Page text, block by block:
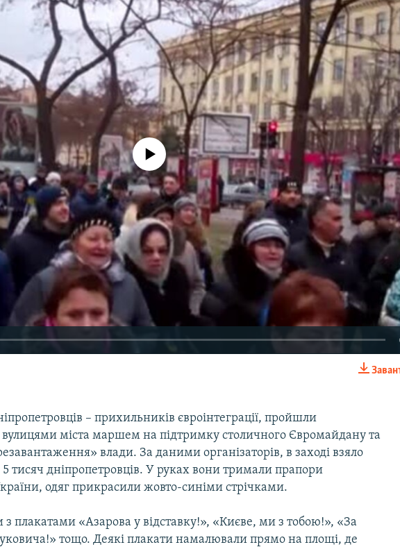
No media source currently available
– прихильників євроінтеграції, пройшли
міста маршем на підтримку столичного Євромайдану та
влади. За даними організаторів, в заході взяло
5 тисяч дніпропетровців. У руках вони тримали прапори
одяг прикрасили жовто-синіми стрічками.
плакатами «Азарова у відставку!», «Києве, ми з тобою!», «За
тощо. Деякі плакати намалювали прямо на площі, де